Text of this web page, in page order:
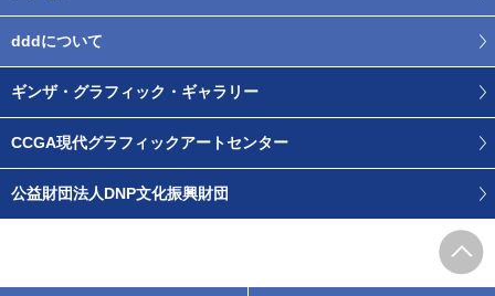
dddについて
ギンザ・グラフィック・ギャラリー
CCGA現代グラフィックアートセンター
公益財団法人DNP文化振興財団